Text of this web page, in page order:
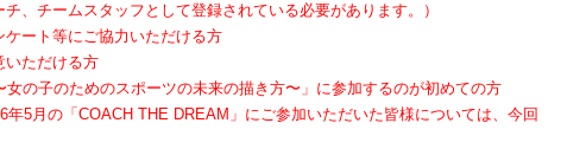
、チームスタッフとして登録されている必要があります。）
ケート等にご協力いただける方
いただける方
女の子のためのスポーツの未来の描き方〜」に参加するのが初めての方
5月の「COACH THE DREAM」にご参加いただいた皆様については、今回